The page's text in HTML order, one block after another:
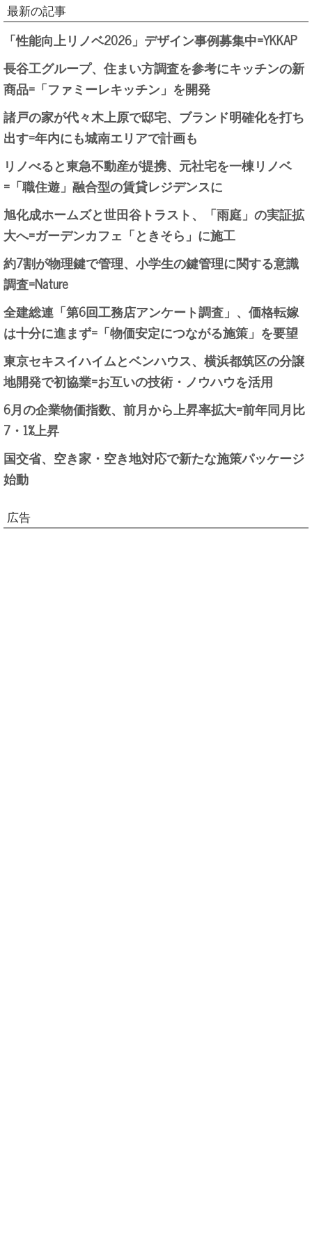
最新の記事
「性能向上リノベ2026」デザイン事例募集中=YKKAP
長谷工グループ、住まい方調査を参考にキッチンの新
商品=「ファミーレキッチン」を開発
諸戸の家が代々木上原で邸宅、ブランド明確化を打ち
出す=年内にも城南エリアで計画も
リノべると東急不動産が提携、元社宅を一棟リノベ
=「職住遊」融合型の賃貸レジデンスに
旭化成ホームズと世田谷トラスト、「雨庭」の実証拡
大へ=ガーデンカフェ「ときそら」に施工
約7割が物理鍵で管理、小学生の鍵管理に関する意識
調査=Nature
全建総連「第6回工務店アンケート調査」、価格転嫁
は十分に進まず=「物価安定につながる施策」を要望
東京セキスイハイムとベンハウス、横浜都筑区の分譲
地開発で初協業=お互いの技術・ノウハウを活用
6月の企業物価指数、前月から上昇率拡大=前年同月比
7・1%上昇
国交省、空き家・空き地対応で新たな施策パッケージ
始動
広告